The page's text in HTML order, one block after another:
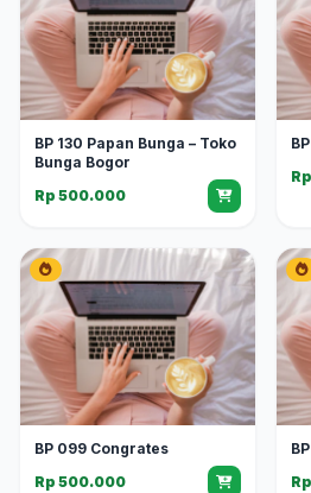
BP 130 Papan Bunga – Toko
Bunga Bogor
Rp 500.000
BP 099 Congrates
Rp 500.000